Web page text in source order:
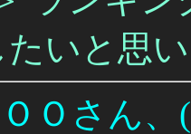
いと思
ＯＯさん